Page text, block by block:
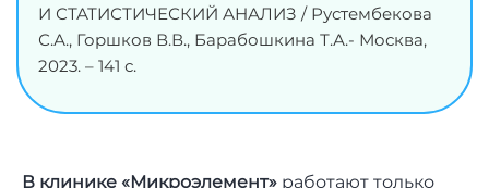
И СТАТИСТИЧЕСКИЙ АНАЛИЗ / Рустембекова
С.А., Горшков В.В., Барабошкина Т.А.- Москва,
2023. – 141 с.
В клинике «Микроэлемент» работают только